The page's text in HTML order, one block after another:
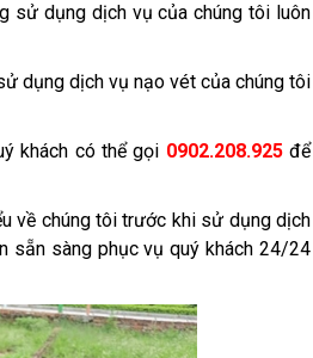
sử dụng dịch vụ của chúng tôi luôn
dụng dịch vụ nạo vét của chúng tôi
khách có thể gọi 0902.208.925để
về chúng tôi trước khi sử dụng dịch
sẵn sàng phục vụ quý khách 24/24